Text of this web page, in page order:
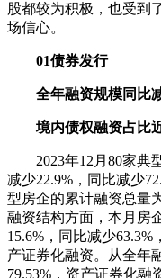
股都较为积极，也受到
场信心。
01债券发行
全年融资规模同比
境内债权融资占比
2023年12月80家典型
减少22.9%，同比减少
型房企的累计融资总量
融资结构方面，本月房
15.6%，同比减少
产证券化融资。从全年
79.53%，资产证券化融